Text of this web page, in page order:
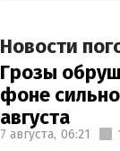
Новости
Грозы
фоне
августа
7 августа, 06:21